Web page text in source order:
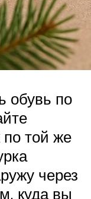
обувь по
той же
через
куда вы